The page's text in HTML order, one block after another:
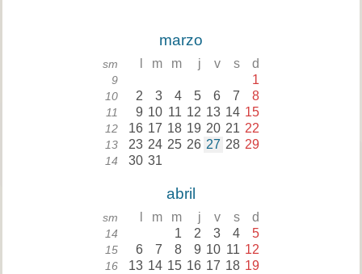
marzo
sm m m j v s d
9 1
10 2 3 4 5 6 7 8
11 9 10 11 12 13 14 15
12 16 17 18 19 20 21 22
13 23 24 25 26 27 28 29
14 30 31
abril
sm m m j v s d
14 1 2 3 4 5
15 6 7 8 9 10 11 12
16 13 14 15 16 17 18 19